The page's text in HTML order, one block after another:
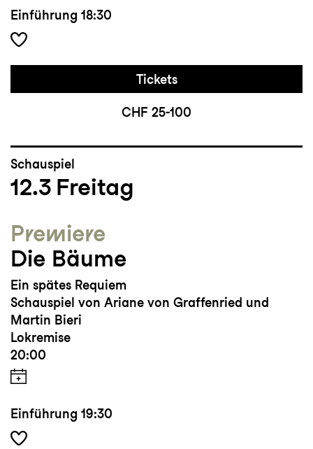
Einführung 18:30
Tickets
CHF 25-100
Schauspiel
12.3 Freitag
Premiere
Die Bäume
Ein spätes Requiem
Schauspiel von Ariane von Graffenried und
Martin Bieri
Lokremise
20:00
Einführung 19:30